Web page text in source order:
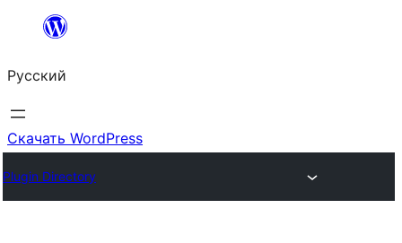
Перейти
содержимому
Русский
Скачать WordPress
Plugin Directory